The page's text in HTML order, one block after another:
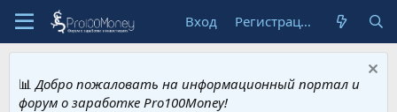
Вход Регистрация
📊 Добро пожаловать на информационный портал и
форум о заработке Pro100Money!